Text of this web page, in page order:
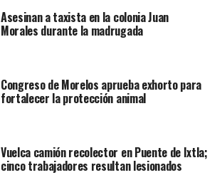
Asesinan a taxista en la colonia Juan
Morales durante la madrugada
Congreso de Morelos aprueba exhorto para
fortalecer la protección animal
Vuelca camión recolector en Puente de Ixtla;
cinco trabajadores resultan lesionados